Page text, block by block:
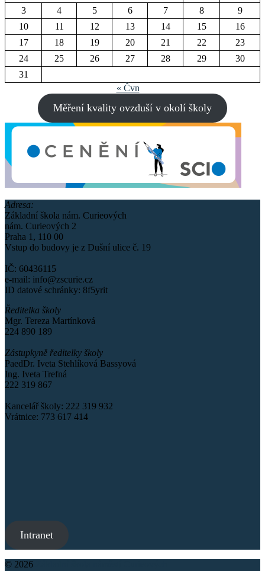
3
4 5 6 7 8
9
10
11 12 13 14 15
16
17
18 19 20 21 22
23
24
25 26 27 28 29
30
31
« Čvn
Měření kvality ovzduší v okolí školy
Adresa:
Základní škola nám. Curieových
nám. Curieových 2
Praha 1, 110 00
Vstup do budovy je z Dušní ulice č. 19
IČ: 60436115
e-mail: info@zscurie.cz
ID datové schránky: 8f5yrit
Ředitelka školy
Mgr. Tereza Martínková
224 890 189
Zástupkyně ředitelky školy
PaedDr. Iveta Stehlíková Bassyová
Ing. Iveta Trefná
222 319 867
Kancelář školy: 222 319 932
Vrátnice: 773 617 414
Intranet
© 2026